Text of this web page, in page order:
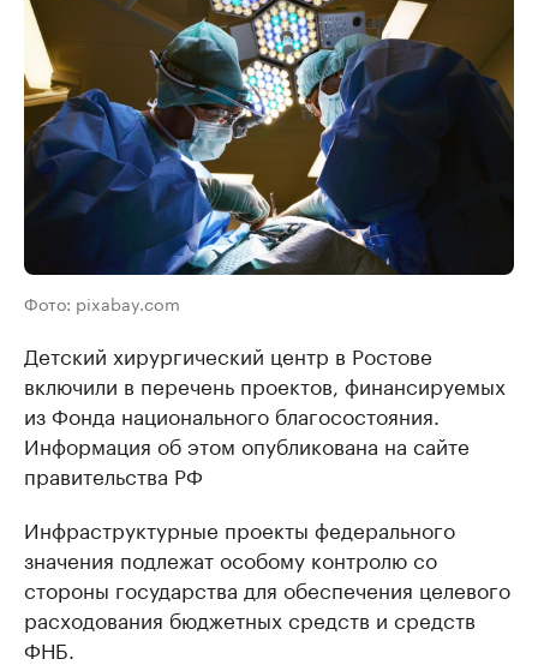
Фото: pixabay.com
Детский хирургический центр в Ростове
включили в перечень проектов, финансируемых
из Фонда национального благосостояния.
Информация об этом опубликована на сайте
правительства РФ
Инфраструктурные проекты федерального
значения подлежат особому контролю со
стороны государства для обеспечения целевого
расходования бюджетных средств и средств
ФНБ.